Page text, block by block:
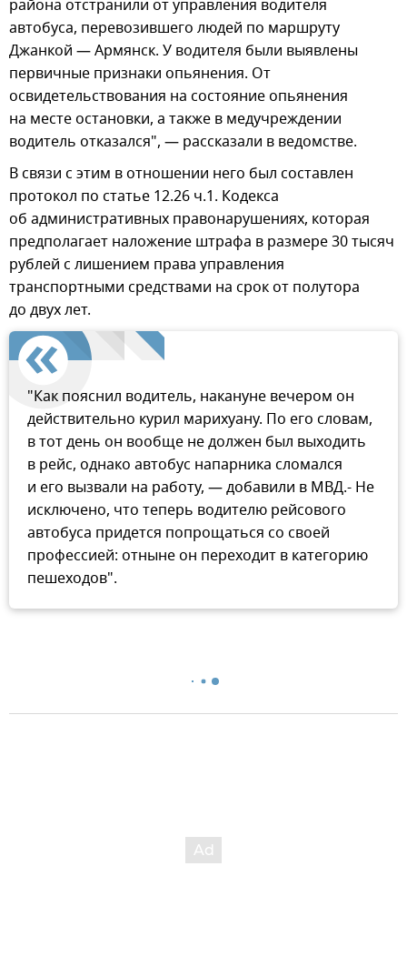
района отстранили от управления водителя
автобуса, перевозившего людей по маршруту
Джанкой — Армянск. У водителя были выявлены
первичные признаки опьянения. От
освидетельствования на состояние опьянения
на месте остановки, а также в медучреждении
водитель отказался", — рассказали в ведомстве.
В связи с этим в отношении него был составлен
протокол по статье 12.26 ч.1. Кодекса
об административных правонарушениях, которая
предполагает наложение штрафа в размере 30 тысяч
рублей с лишением права управления
транспортными средствами на срок от полутора
до двух лет.
"Как пояснил водитель, накануне вечером он
действительно курил марихуану. По его словам,
в тот день он вообще не должен был выходить
в рейс, однако автобус напарника сломался
и его вызвали на работу, — добавили в МВД.- Не
исключено, что теперь водителю рейсового
автобуса придется попрощаться со своей
профессией: отныне он переходит в категорию
пешеходов".